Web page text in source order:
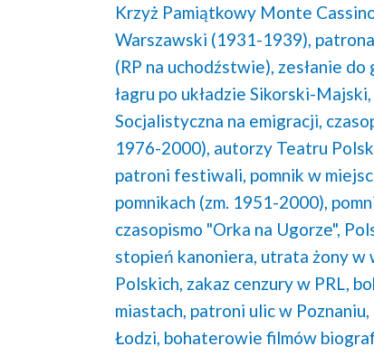
Krzyż Pamiątkowy Monte
Warszawski (1931-1939),
(RP na uchodźstwie), zesłanie do
łagru po układzie Sikorski-Majski,
Socjalistyczna na emigracji,
1976-2000), autorzy Teatru
patroni festiwali, pomnik w
pomnikach (zm. 1951-2000),
czasopismo "Orka na Ugorze",
stopień kanoniera, utrata żony w
Polskich, zakaz cenzury w PRL,
miastach, patroni ulic w Poznaniu,
Łodzi, bohaterowie filmów